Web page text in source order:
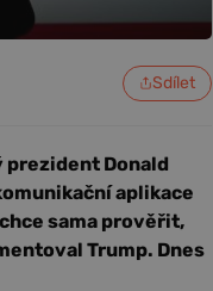
Sdílet
Donald
aplikace
sama prověřit,
Trump. Dnes